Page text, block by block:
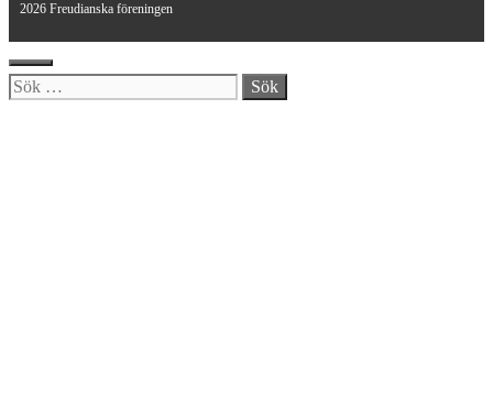
2026 Freudianska föreningen
Stäng
Sök